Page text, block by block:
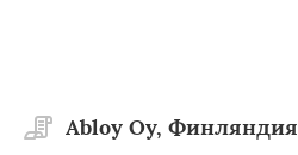
Abloy Oy, Финляндия